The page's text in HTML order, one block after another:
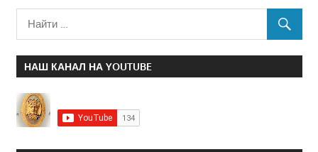
НАШ КАНАЛ НА YOUTUBE